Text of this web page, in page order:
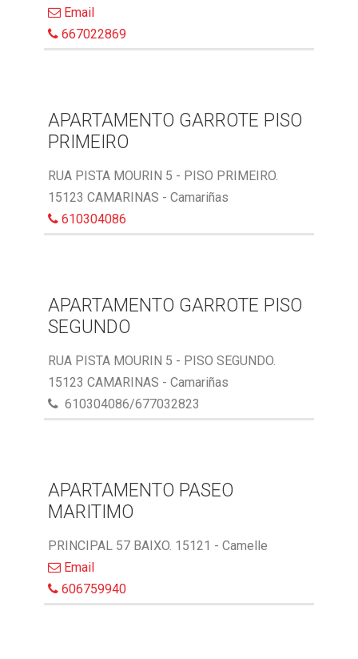
Email
667022869
APARTAMENTO GARROTE PISO
PRIMEIRO
RUA PISTA MOURIN 5 - PISO PRIMEIRO.
15123 CAMARINAS - Camariñas
610304086
APARTAMENTO GARROTE PISO
SEGUNDO
RUA PISTA MOURIN 5 - PISO SEGUNDO.
15123 CAMARINAS - Camariñas
610304086/677032823
APARTAMENTO PASEO
MARITIMO
PRINCIPAL 57 BAIXO. 15121 - Camelle
Email
606759940